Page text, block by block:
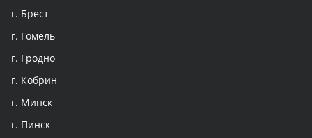
г. Брест
г. Гомель
г. Гродно
г. Кобрин
г. Минск
г. Пинск